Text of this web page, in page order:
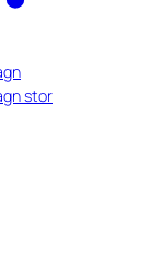
stor